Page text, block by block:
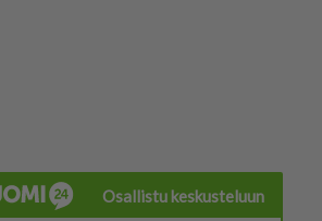
Osallistu keskusteluun